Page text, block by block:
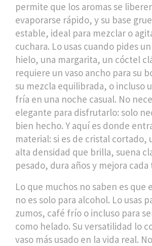
permite que los aromas se
evaporarse rápido, y su base
estable, ideal para mezclar o
cuchara. Lo usas cuando pides un
hielo, una margarita, un cóctel
requiere un vaso ancho para su
su mezcla equilibrada, o incluso
fría en una noche casual. No
elegante para disfrutarlo: solo
bien hecho. Y aquí es donde
material: si es de cristal cortado,
alta densidad que brilla, suena
pesado, dura años y mejora cada
Lo que muchos no saben es que
no es solo para alcohol. Lo usas
zumos, café frío o incluso para
como helado. Su versatilidad lo
vaso más usado en la vida real.